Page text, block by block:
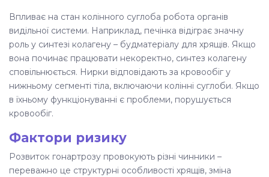
Впливає на стан колінного суглоба робота органів
видільної системи. Наприклад, печінка відіграє значну
роль у синтезі колагену – будматеріалу для хрящів. Якщо
вона починає працювати некоректно, синтез колагену
сповільнюється. Нирки відповідають за кровообіг у
нижньому сегменті тіла, включаючи колінні суглоби. Якщо
в їхньому функціонуванні є проблеми, порушується
кровообіг.
Фактори ризику
Розвиток гонартрозу провокують різні чинники –
переважно це структурні особливості хрящів, зміна